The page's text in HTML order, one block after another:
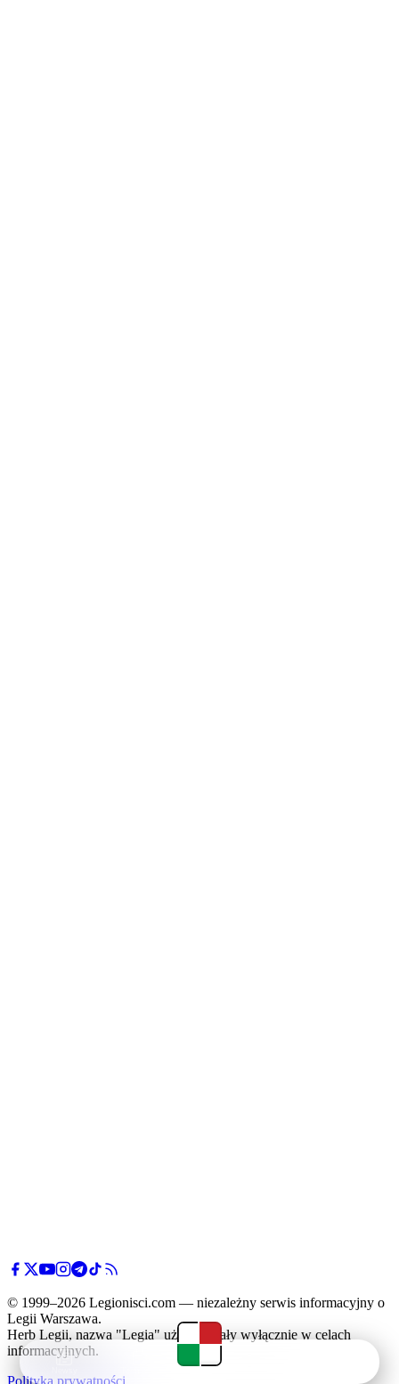
© 1999–2026 Legionisci.com — niezależny serwis informacyjny o
Legii Warszawa.
Herb Legii, nazwa "Legia" użyte zostały wyłącznie w celach
informacyjnych.
Polityka prywatności